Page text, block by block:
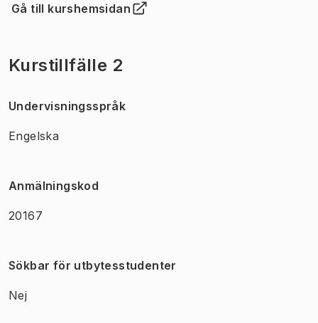
Gå till kurshemsidan
(Öppnas i ny flik)
Kurstillfälle 2
Undervisningsspråk
Engelska
Anmälningskod
20167
Sökbar för utbytesstudenter
Nej